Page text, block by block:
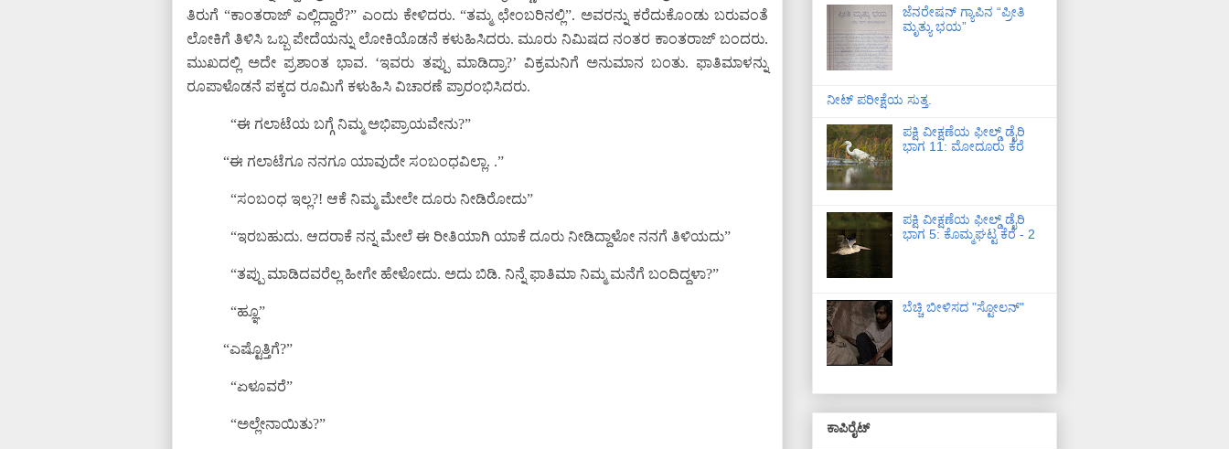
ತಿರುಗೆ “ಕಾಂತರಾಜ್ ಎಲ್ಲಿದ್ದಾರೆ?” ಎಂದು ಕೇಳಿದರು. “ತಮ್ಮ ಛೇಂಬರಿನಲ್ಲಿ”. ಅವರನ್ನು ಕರೆದುಕೊಂಡು ಬರುವಂತೆ
ಲೋಕಿಗೆ ತಿಳಿಸಿ ಒಬ್ಬ ಪೇದೆಯನ್ನು ಲೋಕಿಯೊಡನೆ ಕಳುಹಿಸಿದರು. ಮೂರು ನಿಮಿಷದ ನಂತರ ಕಾಂತರಾಜ್ ಬಂದರು.
ಮುಖದಲ್ಲಿ ಅದೇ ಪ್ರಶಾಂತ ಭಾವ. ‘ಇವರು ತಪ್ಪು ಮಾಡಿದ್ರಾ?’ ವಿಕ್ರಮನಿಗೆ ಅನುಮಾನ ಬಂತು. ಫಾತಿಮಾಳನ್ನು
ರೂಪಾಳೊಡನೆ ಪಕ್ಕದ ರೂಮಿಗೆ ಕಳುಹಿಸಿ ವಿಚಾರಣೆ ಪ್ರಾರಂಭಿಸಿದರು.
“ಈ ಗಲಾಟೆಯ ಬಗ್ಗೆ ನಿಮ್ಮ ಅಭಿಪ್ರಾಯವೇನು?”
“ಈ ಗಲಾಟೆಗೂ ನನಗೂ ಯಾವುದೇ ಸಂಬಂಧವಿಲ್ಲಾ. .”
“ಸಂಬಂಧ ಇಲ್ಲ?! ಆಕೆ ನಿಮ್ಮ ಮೇಲೇ ದೂರು ನೀಡಿರೋದು”
“ಇರಬಹುದು. ಆದರಾಕೆ ನನ್ನ ಮೇಲೆ ಈ ರೀತಿಯಾಗಿ ಯಾಕೆ ದೂರು ನೀಡಿದ್ದಾಳೋ ನನಗೆ ತಿಳಿಯದು”
“ತಪ್ಪು ಮಾಡಿದವರೆಲ್ಲ ಹೀಗೇ ಹೇಳೋದು. ಅದು ಬಿಡಿ. ನಿನ್ನೆ ಫಾತಿಮಾ ನಿಮ್ಮ ಮನೆಗೆ ಬಂದಿದ್ದಳಾ?”
“ಹ್ಞೂ”
“ಎಷ್ಟೊತ್ತಿಗೆ?”
“ಏಳೂವರೆ”
“ಅಲ್ಲೇನಾಯಿತು?”
ಜೆನರೇಷನ್ ಗ್ಯಾಪಿನ “ಪ್ರೀತಿ
ಮೃತ್ಯು ಭಯ”
ನೀಟ್ ಪರೀಕ್ಷೆಯ ಸುತ್ತ.
ಪಕ್ಷಿ ವೀಕ್ಷಣೆಯ ಫೀಲ್ಡ್‌ ಡೈರಿ
ಭಾಗ 11: ಮೋದೂರು ಕೆರೆ
ಪಕ್ಷಿ ವೀಕ್ಷಣೆಯ ಫೀಲ್ಡ್‌ ಡೈರಿ
ಭಾಗ 5: ಕೊಮ್ಮಘಟ್ಟ ಕೆರೆ - 2
ಬೆಚ್ಚಿ ಬೀಳಿಸದ "ಸ್ಟೋಲನ್"
ಕಾಪಿರೈಟ್